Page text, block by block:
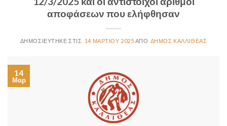
αποφάσεων που ελήφθησαν
14 ΜΑΡΤΊΟΥ 2025 ΔΉΜΟΣ ΚΑΛΛΙΘΈΑΣ
14
Μαρ